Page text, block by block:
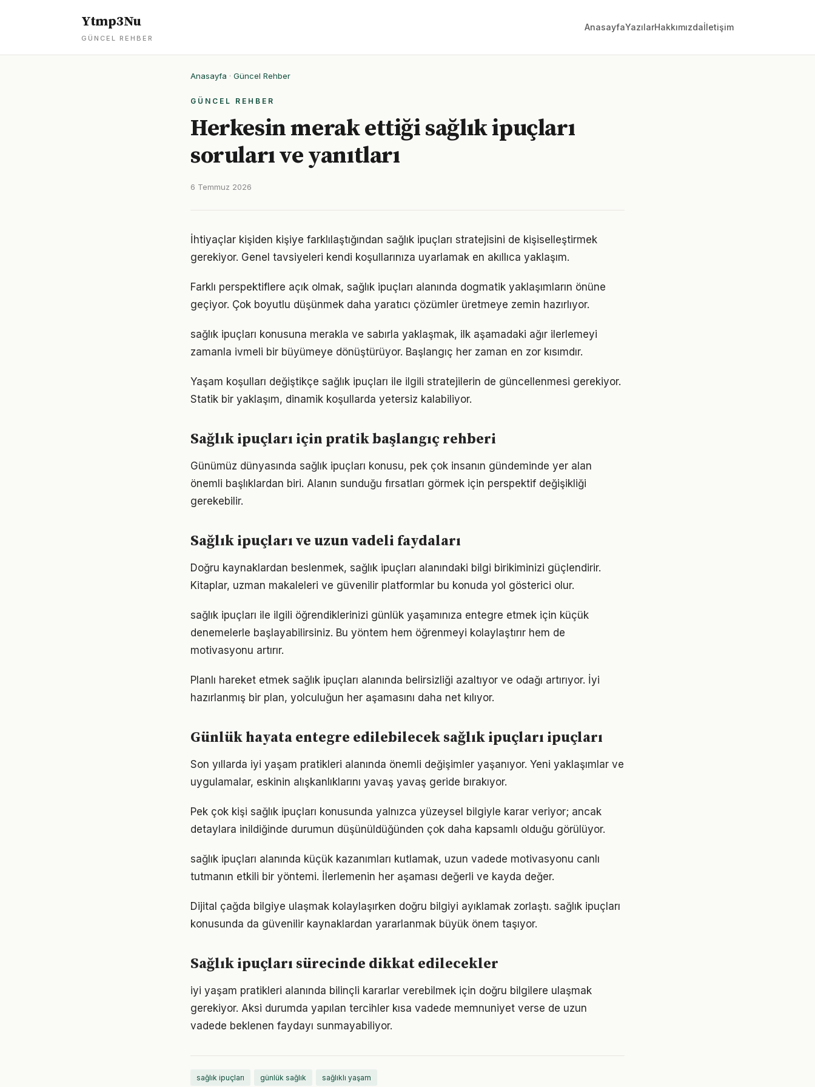
Ytmp3Nu
GÜNCEL REHBER
AnasayfaYazılarHakkımızdaİletişim
Anasayfa · Güncel Rehber
GÜNCEL REHBER
Herkesin merak ettiği sağlık ipuçları
soruları ve yanıtları
6 Temmuz 2026
İhtiyaçlar kişiden kişiye farklılaştığından sağlık ipuçları stratejisini de kişiselleştirmek
gerekiyor. Genel tavsiyeleri kendi koşullarınıza uyarlamak en akıllıca yaklaşım.
Farklı perspektiflere açık olmak, sağlık ipuçları alanında dogmatik yaklaşımların önüne
geçiyor. Çok boyutlu düşünmek daha yaratıcı çözümler üretmeye zemin hazırlıyor.
sağlık ipuçları konusuna merakla ve sabırla yaklaşmak, ilk aşamadaki ağır ilerlemeyi
zamanla ivmeli bir büyümeye dönüştürüyor. Başlangıç her zaman en zor kısımdır.
Yaşam koşulları değiştikçe sağlık ipuçları ile ilgili stratejilerin de güncellenmesi gerekiyor.
Statik bir yaklaşım, dinamik koşullarda yetersiz kalabiliyor.
Sağlık ipuçları için pratik başlangıç rehberi
Günümüz dünyasında sağlık ipuçları konusu, pek çok insanın gündeminde yer alan
önemli başlıklardan biri. Alanın sunduğu fırsatları görmek için perspektif değişikliği
gerekebilir.
Sağlık ipuçları ve uzun vadeli faydaları
Doğru kaynaklardan beslenmek, sağlık ipuçları alanındaki bilgi birikiminizi güçlendirir.
Kitaplar, uzman makaleleri ve güvenilir platformlar bu konuda yol gösterici olur.
sağlık ipuçları ile ilgili öğrendiklerinizi günlük yaşamınıza entegre etmek için küçük
denemelerle başlayabilirsiniz. Bu yöntem hem öğrenmeyi kolaylaştırır hem de
motivasyonu artırır.
Planlı hareket etmek sağlık ipuçları alanında belirsizliği azaltıyor ve odağı artırıyor. İyi
hazırlanmış bir plan, yolculuğun her aşamasını daha net kılıyor.
Günlük hayata entegre edilebilecek sağlık ipuçları ipuçları
Son yıllarda iyi yaşam pratikleri alanında önemli değişimler yaşanıyor. Yeni yaklaşımlar ve
uygulamalar, eskinin alışkanlıklarını yavaş yavaş geride bırakıyor.
Pek çok kişi sağlık ipuçları konusunda yalnızca yüzeysel bilgiyle karar veriyor; ancak
detaylara inildiğinde durumun düşünüldüğünden çok daha kapsamlı olduğu görülüyor.
sağlık ipuçları alanında küçük kazanımları kutlamak, uzun vadede motivasyonu canlı
tutmanın etkili bir yöntemi. İlerlemenin her aşaması değerli ve kayda değer.
Dijital çağda bilgiye ulaşmak kolaylaşırken doğru bilgiyi ayıklamak zorlaştı. sağlık ipuçları
konusunda da güvenilir kaynaklardan yararlanmak büyük önem taşıyor.
Sağlık ipuçları sürecinde dikkat edilecekler
iyi yaşam pratikleri alanında bilinçli kararlar verebilmek için doğru bilgilere ulaşmak
gerekiyor. Aksi durumda yapılan tercihler kısa vadede memnuniyet verse de uzun
vadede beklenen faydayı sunmayabiliyor.
sağlık ipuçları günlük sağlık sağlıklı yaşam